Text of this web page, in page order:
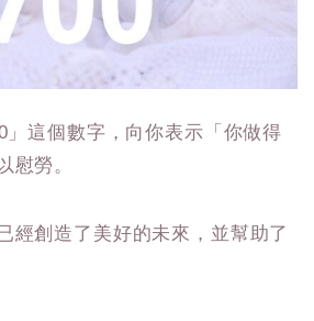
」這個數字，向你表示「你做得
慰勞。
經創造了美好的未來，並幫助了